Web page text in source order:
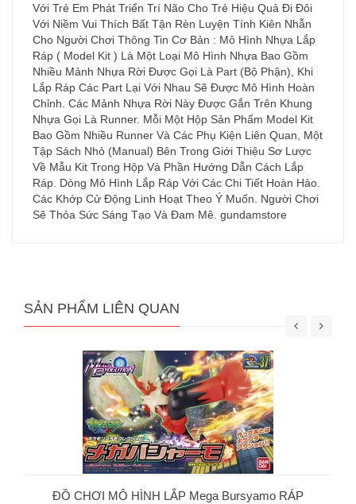
Với Trẻ Em Phát Triển Trí Não Cho Trẻ Hiệu Quả Đi Đôi
Với Niềm Vui Thích Bất Tận Rèn Luyện Tính Kiên Nhẫn
Cho Người Chơi Thông Tin Cơ Bản : Mô Hình Nhựa Lắp
Ráp ( Model Kit ) Là Một Loại Mô Hình Nhựa Bao Gồm
Nhiều Mảnh Nhựa Rời Được Gọi Là Part (Bộ Phận), Khi
Lắp Ráp Các Part Lại Với Nhau Sẽ Được Mô Hình Hoàn
Chỉnh. Các Mảnh Nhựa Rời Này Được Gắn Trên Khung
Nhựa Gọi Là Runner. Mỗi Một Hộp Sản Phẩm Model Kit
Bao Gồm Nhiều Runner Và Các Phụ Kiện Liên Quan, Một
Tập Sách Nhỏ (Manual) Bên Trong Giới Thiệu Sơ Lược
Về Mẫu Kit Trong Hộp Và Phần Hướng Dẫn Cách Lắp
Ráp. Dòng Mô Hình Lắp Ráp Với Các Chi Tiết Hoàn Hảo.
Các Khớp Cử Động Linh Hoạt Theo Ý Muốn. Người Chơi
Sẽ Thỏa Sức Sáng Tạo Và Đam Mê. gundamstore
SẢN PHẨM LIÊN QUAN
ĐỒ CHƠI MÔ HÌNH LẮP Mega Bursyamo RÁP